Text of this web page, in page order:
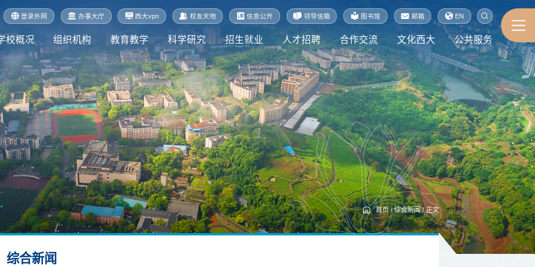
登录外网 办事大厅 西大vpn 校友天地 信息公开 领导信箱 图书馆 邮箱 EN
校概况 组织机构 教育教学 科学研究 招生就业 人才招聘 合作交流 文化西大 公共服务
首页/综合新闻/正文
综合新闻